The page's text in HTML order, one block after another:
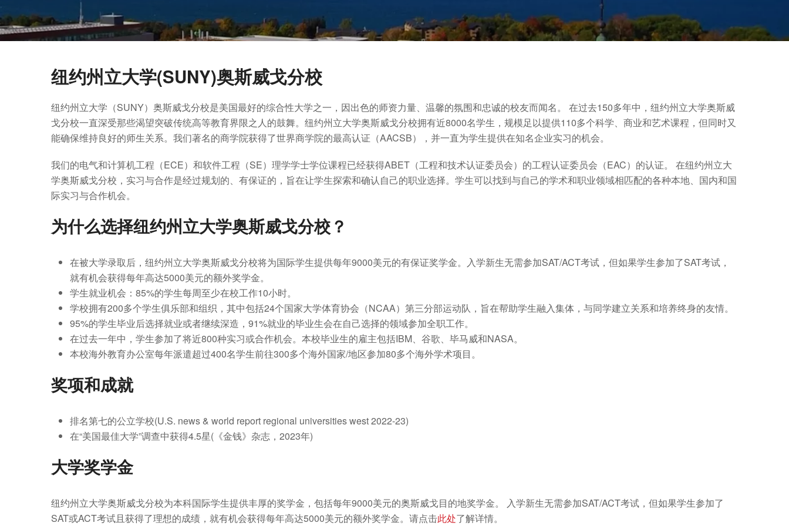
纽约州立大学(SUNY)奥斯威戈分校
纽约州立大学（SUNY）奥斯威戈分校是美国最好的综合性大学之一，因出色的师资力量、温馨的氛围和忠诚的校友而闻名。 在过去150多年中，纽约州立大学奥斯威
戈分校一直深受那些渴望突破传统高等教育界限之人的鼓舞。纽约州立大学奥斯威戈分校拥有近8000名学生，规模足以提供110多个科学、商业和艺术课程，但同时又
能确保维持良好的师生关系。我们著名的商学院获得了世界商学院的最高认证（AACSB），并一直为学生提供在知名企业实习的机会。
我们的电气和计算机工程（ECE）和软件工程（SE）理学学士学位课程已经获得ABET（工程和技术认证委员会）的工程认证委员会（EAC）的认证。 在纽约州立大
学奥斯威戈分校，实习与合作是经过规划的、有保证的，旨在让学生探索和确认自己的职业选择。学生可以找到与自己的学术和职业领域相匹配的各种本地、国内和国
际实习与合作机会。
为什么选择纽约州立大学奥斯威戈分校？
在被大学录取后，纽约州立大学奥斯威戈分校将为国际学生提供每年9000美元的有保证奖学金。入学新生无需参加SAT/ACT考试，但如果学生参加了SAT考试，
就有机会获得每年高达5000美元的额外奖学金。
学生就业机会：85%的学生每周至少在校工作10小时。
学校拥有200多个学生俱乐部和组织，其中包括24个国家大学体育协会（NCAA）第三分部运动队，旨在帮助学生融入集体，与同学建立关系和培养终身的友情。
95%的学生毕业后选择就业或者继续深造，91%就业的毕业生会在自己选择的领域参加全职工作。
在过去一年中，学生参加了将近800种实习或合作机会。本校毕业生的雇主包括IBM、谷歌、毕马威和NASA。
本校海外教育办公室每年派遣超过400名学生前往300多个海外国家/地区参加80多个海外学术项目。
奖项和成就
排名第七的公立学校(U.S. news & world report regional universities west 2022-23)
在“美国最佳大学”调查中获得4.5星(《金钱》杂志，2023年)
大学奖学金
纽约州立大学奥斯威戈分校为本科国际学生提供丰厚的奖学金，包括每年9000美元的奥斯威戈目的地奖学金。 入学新生无需参加SAT/ACT考试，但如果学生参加了
SAT或ACT考试且获得了理想的成绩，就有机会获得每年高达5000美元的额外奖学金。请点击此处了解详情。